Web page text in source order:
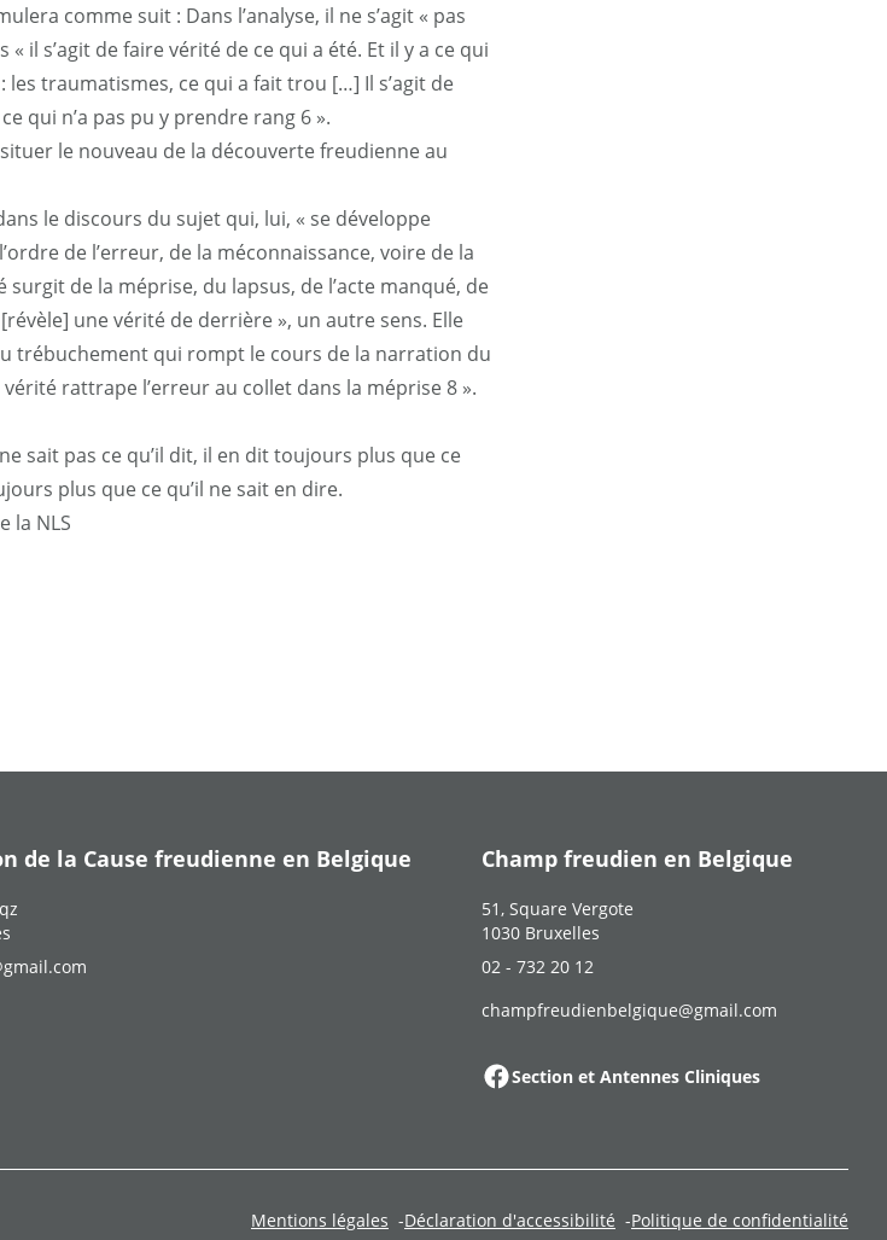
comme suit : Dans l’analyse, il ne s’agit « pas
« il s’agit de faire vérité de ce qui a été. Et il y a ce qui
les traumatismes, ce qui a fait trou […] Il s’agit de
qui n’a pas pu y prendre rang 6 ».
le nouveau de la découverte freudienne au
le discours du sujet qui, lui, « se développe
de l’erreur, de la méconnaissance, voire de la
surgit de la méprise, du lapsus, de l’acte manqué, de
une vérité de derrière », un autre sens. Elle
trébuchement qui rompt le cours de la narration du
vérité rattrape l’erreur au collet dans la méprise 8 ».
sait pas ce qu’il dit, il en dit toujours plus que ce
plus que ce qu’il ne sait en dire.
la NLS
de la Cause freudienne en Belgique
sur
nous sur
Champ freudien en Belgique
51, Square Vergote
1030 Bruxelles
02 - 732 20 12
champfreudienbelgique@gmail.com
Section et Antennes Cliniques
Mentions légales Déclaration d'accessibilité Politique de confidentialité